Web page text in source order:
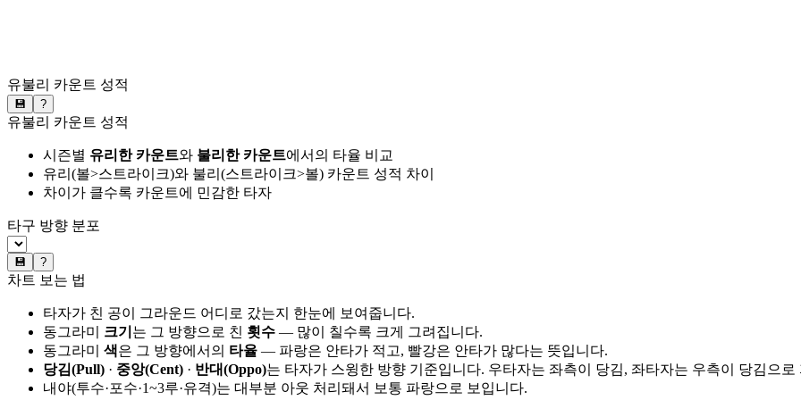
유불리 카운트 성적
💾 ?
유불리 카운트 성적
시즌별 유리한 카운트와 불리한 카운트에서의 타율 비교
유리(볼>스트라이크)와 불리(스트라이크>볼) 카운트 성적 차이
차이가 클수록 카운트에 민감한 타자
타구 방향 분포
💾 ?
차트 보는 법
타자가 친 공이 그라운드 어디로 갔는지 한눈에 보여줍니다.
동그라미 크기 는 그 방향으로 친 횟수 — 많이 칠수록 크게 그려집니다.
동그라미 색은 그 방향에서의 타율 — 파랑은 안타가 적고, 빨강은 안타가 많다는 뜻입니다.
당김(Pull) · 중앙(Cent) · 반대(Oppo)는 타자가 스윙한 방향 기준입니다. 우타자는 좌측이 당김, 좌타자는 우측이 당김으로
내야(투수·포수·1~3루·유격)는 대부분 아웃 처리돼서 보통 파랑으로 보입니다.